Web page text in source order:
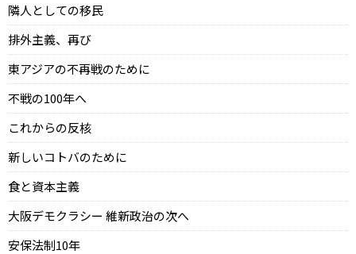
隣人としての移民
排外主義、再び
東アジアの不再戦のために
不戦の100年へ
これからの反核
新しいコトバのために
食と資本主義
大阪デモクラシー 維新政治の次へ
安保法制10年